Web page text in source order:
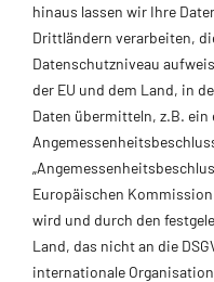
hinaus lassen wir Ihre
Drittländern verarbeiten,
Datenschutzniveau
der EU und dem Land, in
Daten übermitteln, z.B.
Europäischen Kommission
wird und durch den
Land, das nicht an die
internationale